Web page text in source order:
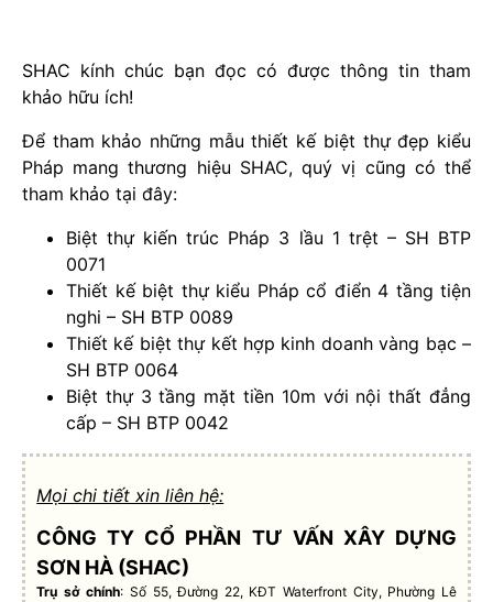
SHAC kính chúc bạn đọc có được thông tin tham
khảo hữu ích!
Để tham khảo những mẫu thiết kế biệt thự đẹp kiểu
Pháp mang thương hiệu SHAC, quý vị cũng có thể
tham khảo tại đây:
Biệt thự kiến trúc Pháp 3 lầu 1 trệt – SH BTP
0071
Thiết kế biệt thự kiểu Pháp cổ điển 4 tầng tiện
nghi – SH BTP 0089
Thiết kế biệt thự kết hợp kinh doanh vàng bạc –
SH BTP 0064
Biệt thự 3 tầng mặt tiền 10m với nội thất đẳng
cấp – SH BTP 0042
Mọi chi tiết xin liên hệ:
CÔNG TY CỔ PHẦN TƯ VẤN XÂY DỰNG
SƠN HÀ (SHAC)
Trụ sở chính: Số 55, Đường 22, KĐT Waterfront City, Phường Lê